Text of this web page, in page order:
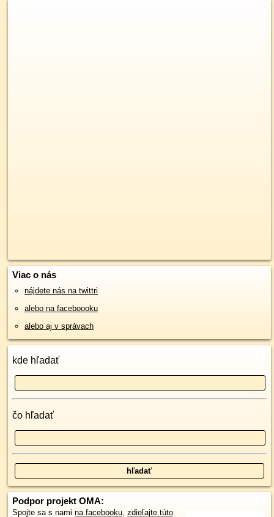
Viac o nás
nájdete nás na twittri
alebo na faceboooku
alebo aj v správach
kde hľadať
čo hľadať
Podpor projekt OMA:
Spojte sa s nami na facebooku, zdieľajte túto